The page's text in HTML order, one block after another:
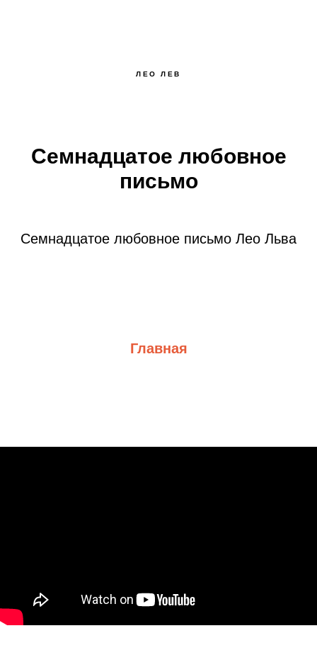
ЛЕО ЛЕВ
Семнадцатое любовное
письмо
Семнадцатое любовное письмо Лео Льва
Главная